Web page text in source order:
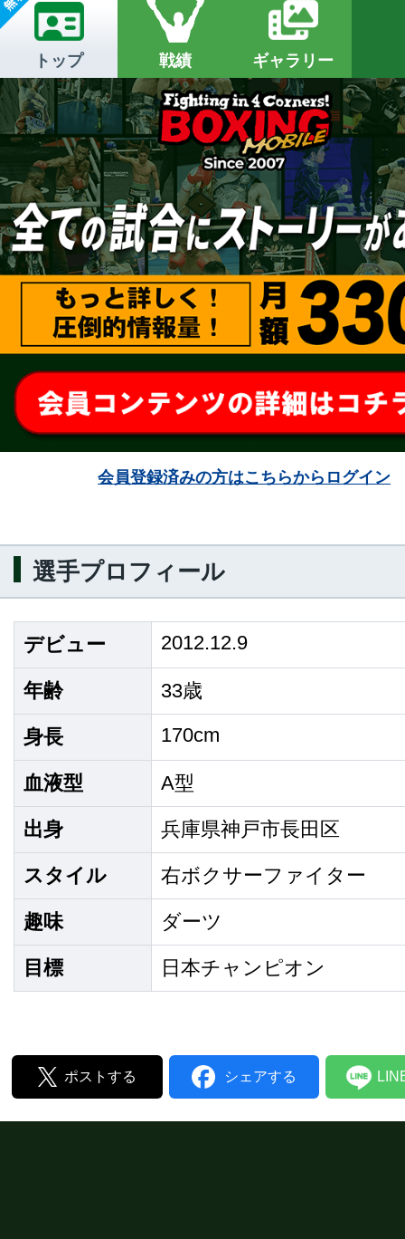
トップ 戦績 ギャラリー
会員登録済みの方はこちらからログイン
選手プロフィール
デビュー 2012.12.9
年齢 33歳
身長 170cm
血液型 A型
出身 兵庫県神戸市長田区
スタイル 右ボクサーファイター
趣味 ダーツ
目標 日本チャンピオン
ポストする シェアする